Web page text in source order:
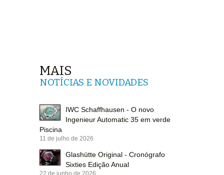
MAIS
NOTÍCIAS E NOVIDADES
IWC Schaffhausen - O novo
Ingenieur Automatic 35 em verde
Piscina
11 de julho de 2026
Glashütte Original - Cronógrafo
Sixties Edição Anual
22 de junho de 2026